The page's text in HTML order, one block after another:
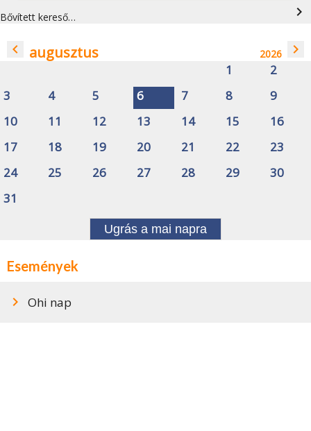
Bővített kereső… navigate_next
navigate_before augusztus 2026 navigate_next
1
2
3
4 5 6 7 8
9
10
11 12 13 14 15
16
17
18 19 20 21 22
23
24
25 26 27 28 29
30
31
Ugrás a mai napra
Események
Ohi nap